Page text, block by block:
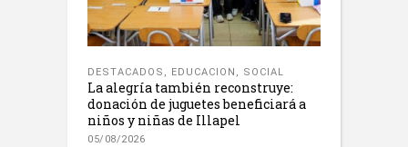
DESTACADOS , EDUCACION , SOCIAL
La alegría también reconstruye:
donación de juguetes beneficiará a
niños y niñas de Illapel
05/08/2026